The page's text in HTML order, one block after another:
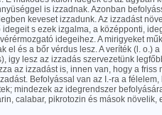
is izzadnak. Azonban
keveset izzadunk. Az izzadást
s ezek izgalma, a középponti,
idegeihez. A mirigyeket
el és a bőr vérdus lesz. A veríték (l. o.)
igy lesz az izzadás szervezetünk
az izzadást is, innen van, hogy a
Befolyással van az I.-ra a
mindezek az idegrendszer
calabar, pikrotozin és mások